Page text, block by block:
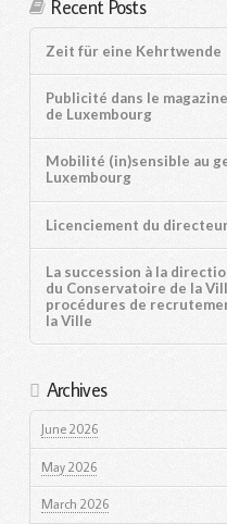
Recent Posts
Zeit für eine Kehrtwende
Publicité dans le
de Luxembourg
Mobilité (in)sensible au
Luxembourg
Licenciement du
La succession à la
du Conservatoire de la
procédures de
la Ville
Archives
June 2026
May 2026
March 2026